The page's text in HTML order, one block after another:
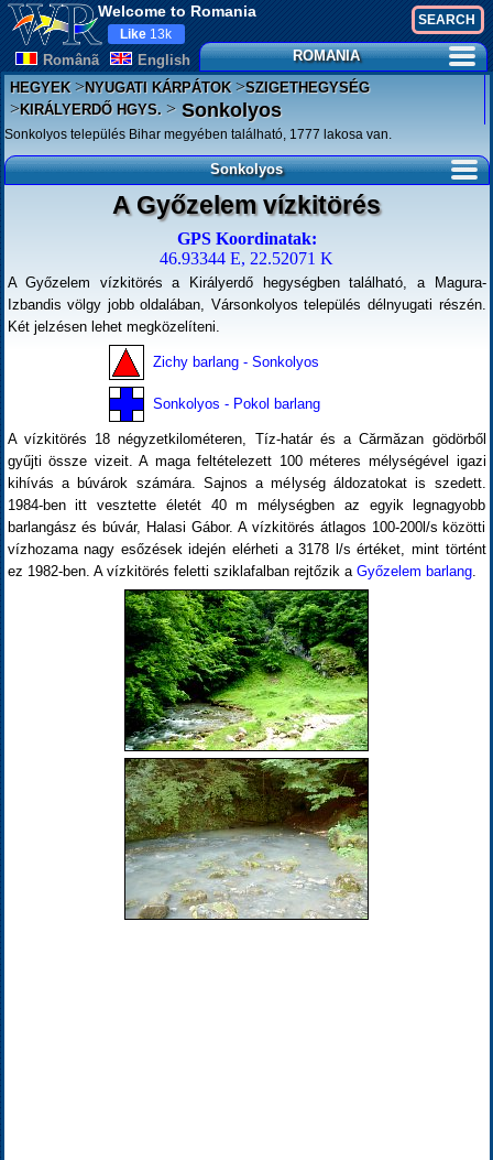
Welcome to Romania
Românã English
Like 13k
ROMANIA
HEGYEK>NYUGATI KÁRPÁTOK>SZIGETHEGYSÉG
>KIRÁLYERDŐ HGYS. >Sonkolyos
Sonkolyos település Bihar megyében található, 1777 lakosa van.
Sonkolyos
A Győzelem vízkitörés
GPS Koordinatak:
46.93344 E, 22.52071 K
A Győzelem vízkitörés a Királyerdő hegységben található, a Magura-
Izbandis völgy jobb oldalában, Vársonkolyos település délnyugati részén.
Két jelzésen lehet megközelíteni.
Zichy barlang - Sonkolyos
Sonkolyos - Pokol barlang
A vízkitörés 18 négyzetkilométeren, Tíz-határ és a Cărmăzan gödörből
gyűjti össze vizeit. A maga feltételezett 100 méteres mélységével igazi
kihívás a búvárok számára. Sajnos a mélység áldozatokat is szedett.
1984-ben itt vesztette életét 40 m mélységben az egyik legnagyobb
barlangász és búvár, Halasi Gábor. A vízkitörés átlagos 100-200l/s közötti
vízhozama nagy esőzések idején elérheti a 3178 l/s értéket, mint történt
ez 1982-ben. A vízkitörés feletti sziklafalban rejtőzik a Győzelem barlang.